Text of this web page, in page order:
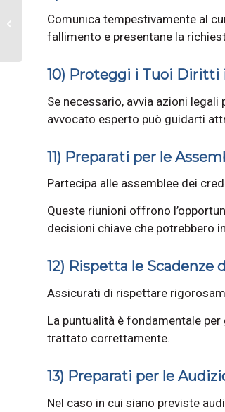
Comunica tempestivamente al
fallimento e presentane la
10) Proteggi i Tuoi Diritti
Se necessario, avvia azioni
avvocato esperto può guidarti
11) Preparati per le
Partecipa alle assemblee dei
Queste riunioni offrono
decisioni chiave che potrebbero
12) Rispetta le Scadenze
Assicurati di rispettare
La puntualità è fondamentale
trattato correttamente.
13) Preparati per le
Nel caso in cui siano previste
guida pratica sulla
Cartolarizzazione